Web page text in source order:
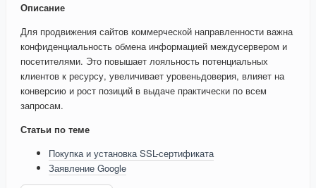
Описание
Для продвижения сайтов коммерческой направленности важна
конфиденциальность обмена информацией междусервером и
посетителями. Это повышает лояльность потенциальных
клиентов к ресурсу, увеличивает уровеньдоверия, влияет на
конверсию и рост позиций в выдаче практически по всем
запросам.
Статьи по теме
Покупка и установка SSL-сертификата
Заявление Google